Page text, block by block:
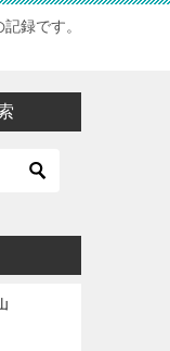
録です。